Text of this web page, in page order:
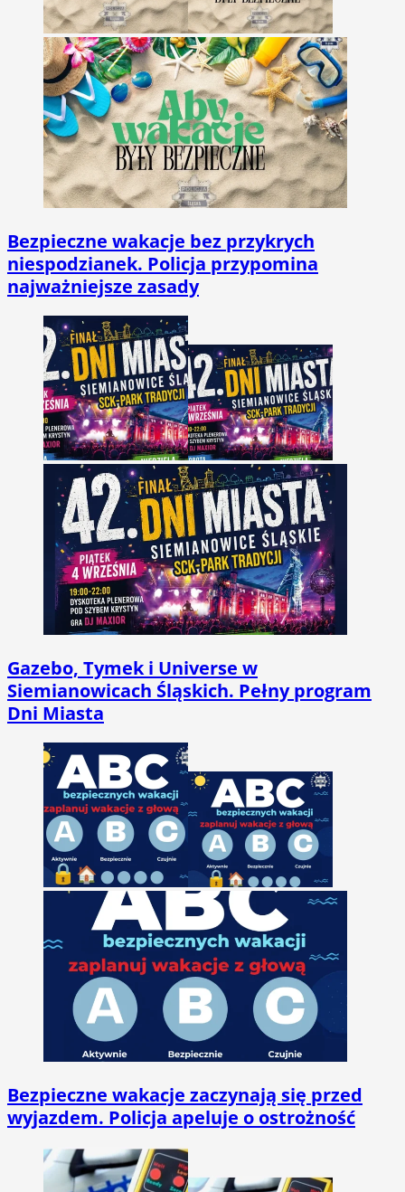
Bezpieczne wakacje bez przykrych
niespodzianek. Policja przypomina
najważniejsze zasady
Gazebo, Tymek i Universe w
Siemianowicach Śląskich. Pełny program
Dni Miasta
Bezpieczne wakacje zaczynają się przed
wyjazdem. Policja apeluje o ostrożność